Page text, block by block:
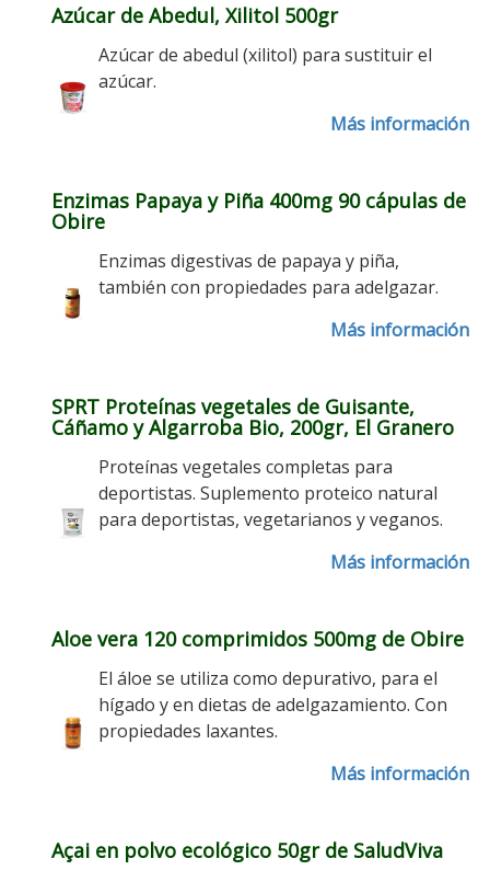
Azúcar de Abedul, Xilitol 500gr
Azúcar de abedul (xilitol) para sustituir el
azúcar.
Más información
Enzimas Papaya y Piña 400mg 90 cápulas de
Obire
Enzimas digestivas de papaya y piña,
también con propiedades para adelgazar.
Más información
SPRT Proteínas vegetales de Guisante,
Cáñamo y Algarroba Bio, 200gr, El Granero
Proteínas vegetales completas para
deportistas. Suplemento proteico natural
para deportistas, vegetarianos y veganos.
Más información
Aloe vera 120 comprimidos 500mg de Obire
El áloe se utiliza como depurativo, para el
hígado y en dietas de adelgazamiento. Con
propiedades laxantes.
Más información
Açai en polvo ecológico 50gr de SaludViva